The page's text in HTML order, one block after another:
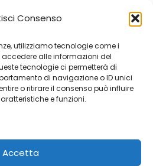
Consenso
utilizziamo tecnologie come i
alle informazioni del
tecnologie ci permetterà di
di navigazione o ID unici
o ritirare il consenso può influire
e funzioni.
Accetta